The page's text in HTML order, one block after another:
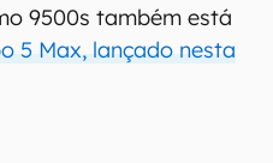
9500s também está
5 Max, lançado nesta